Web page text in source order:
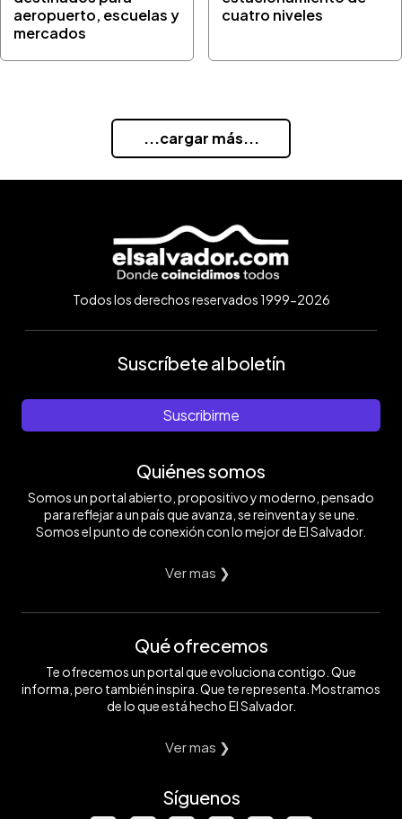
aeropuerto, escuelas y
mercados
cuatro niveles
...cargar más...
Todos los derechos reservados 1999-2026
Suscríbete al boletín
Suscribirme
Quiénes somos
Somos un portal abierto, propositivo y moderno, pensado
para reflejar a un país que avanza, se reinventa y se une.
Somos el punto de conexión con lo mejor de El Salvador.
Ver mas ❯
Qué ofrecemos
Te ofrecemos un portal que evoluciona contigo. Que
informa, pero también inspira. Que te representa. Mostramos
de lo que está hecho El Salvador.
Ver mas ❯
Síguenos